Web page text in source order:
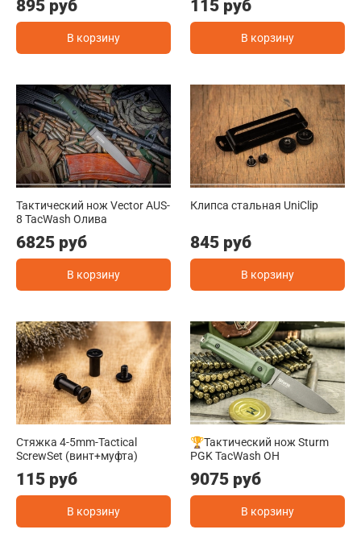
895 руб
В корзину
115 руб
В корзину
Тактический нож Vector AUS-
8 TacWash Олива
6825 руб
В корзину
Клипса стальная UniClip
845 руб
В корзину
Стяжка 4-5mm-Tactical
ScrewSet (винт+муфта)
115 руб
В корзину
🏆Тактический нож Sturm
PGK TacWash OH
9075 руб
В корзину